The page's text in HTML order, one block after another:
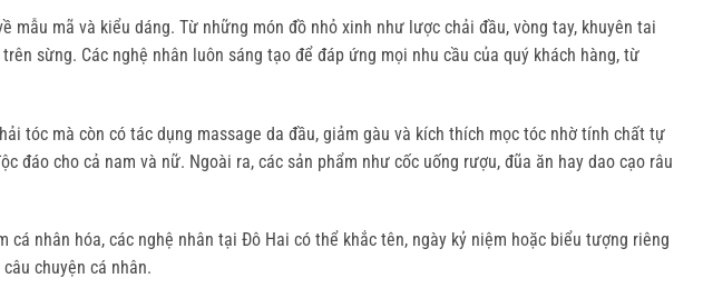
mã và kiểu dáng. Từ những món đồ nhỏ xinh như lược chải đầu, vòng tay, khuyên tai
sừng. Các nghệ nhân luôn sáng tạo để đáp ứng mọi nhu cầu của quý khách hàng, từ
tóc mà còn có tác dụng massage da đầu, giảm gàu và kích thích mọc tóc nhờ tính chất tự
cho cả nam và nữ. Ngoài ra, các sản phẩm như cốc uống rượu, đũa ăn hay dao cạo râu
nhân hóa, các nghệ nhân tại Đô Hai có thể khắc tên, ngày kỷ niệm hoặc biểu tượng riêng
chuyện cá nhân.